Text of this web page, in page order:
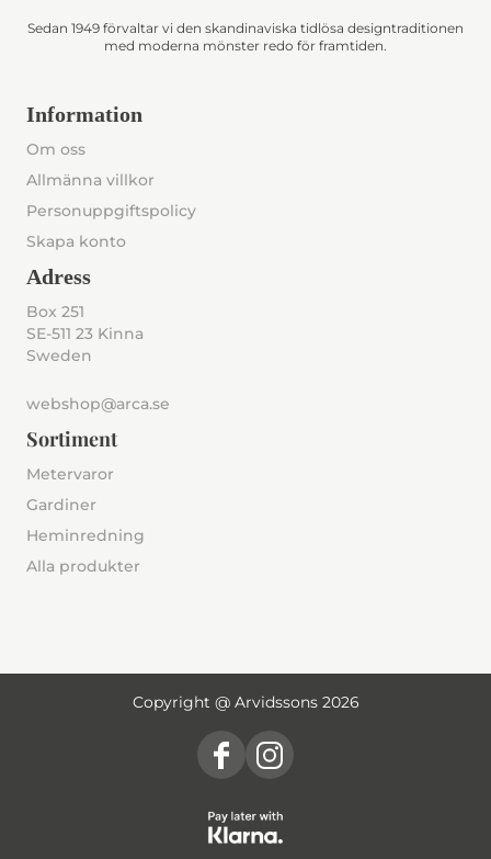
Sedan 1949 förvaltar vi den skandinaviska tidlösa designtraditionen
med moderna mönster redo för framtiden.
Information
Om oss
Allmänna villkor
Personuppgiftspolicy
Skapa konto
Adress
Box 251
SE-511 23 Kinna
Sweden
webshop@arca.se
Sortiment
Metervaror
Gardiner
Heminredning
Alla produkter
Copyright @ Arvidssons 2026